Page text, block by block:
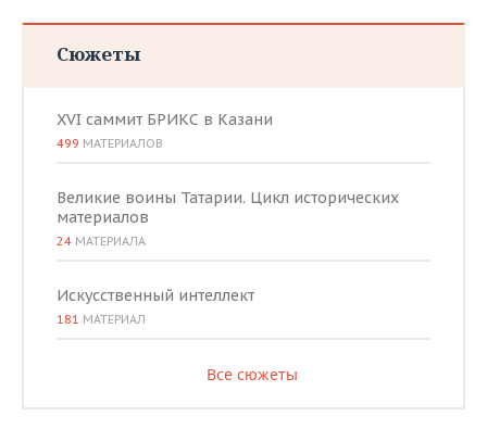
Сюжеты
XVI саммит БРИКС в Казани
499 МАТЕРИАЛОВ
Великие воины Татарии. Цикл исторических
материалов
24 МАТЕРИАЛА
Искусственный интеллект
181 МАТЕРИАЛ
Все сюжеты